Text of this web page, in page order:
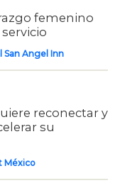
femenino
San Angel Inn
reconectar y
su
México